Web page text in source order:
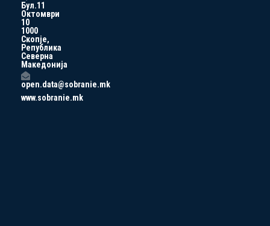
Бул.11
Октомври
10
1000
Скопје,
Република
Северна
Македонија
open.data@sobranie.mk
www.sobranie.mk